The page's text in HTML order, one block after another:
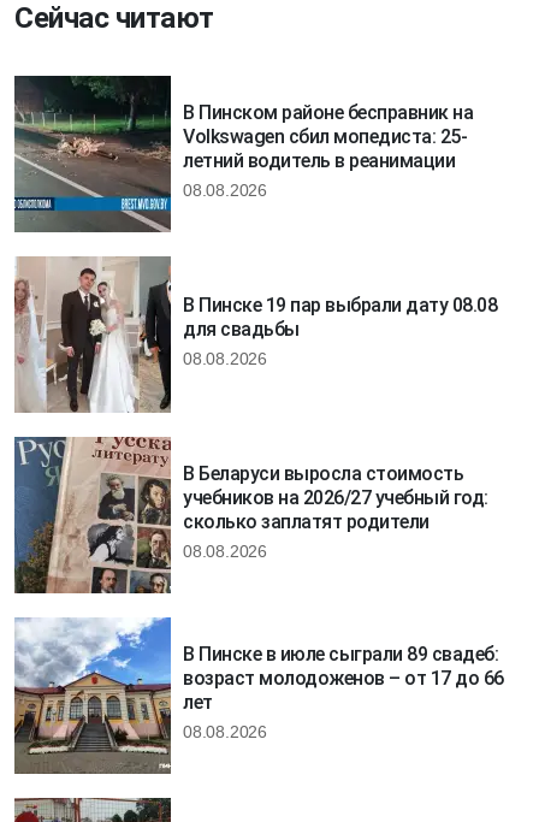
Сейчас читают
В Пинском районе бесправник на
Volkswagen сбил мопедиста: 25-
летний водитель в реанимации
08.08.2026
В Пинске 19 пар выбрали дату 08.08
для свадьбы
08.08.2026
В Беларуси выросла стоимость
учебников на 2026/27 учебный год:
сколько заплатят родители
08.08.2026
В Пинске в июле сыграли 89 свадеб:
возраст молодоженов – от 17 до 66
лет
08.08.2026